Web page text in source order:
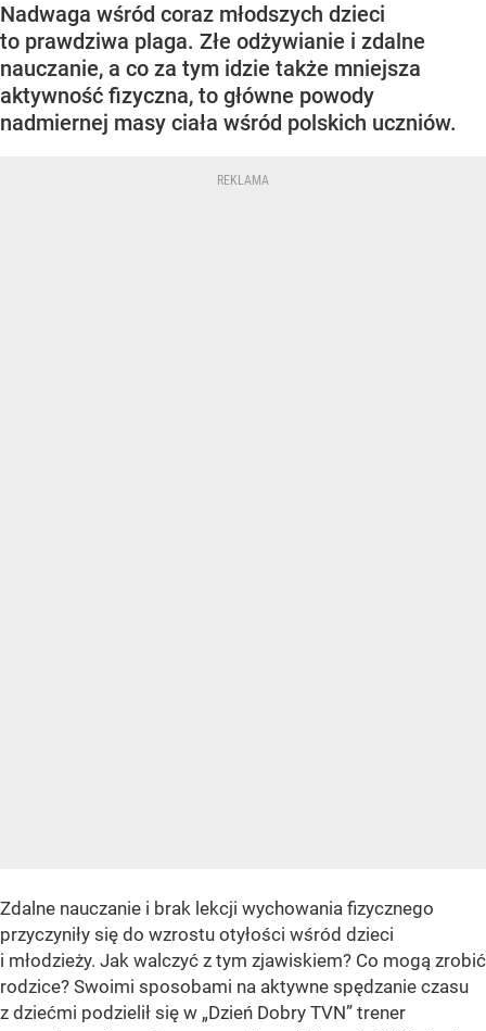
Nadwaga wśród coraz młodszych dzieci
to prawdziwa plaga. Złe odżywianie i zdalne
nauczanie, a co za tym idzie także mniejsza
aktywność fizyczna, to główne powody
nadmiernej masy ciała wśród polskich uczniów.
Zdalne nauczanie i brak lekcji wychowania fizycznego
przyczyniły się do wzrostu otyłości wśród dzieci
i młodzieży. Jak walczyć z tym zjawiskiem? Co mogą zrobić
rodzice? Swoimi sposobami na aktywne spędzanie czasu
z dziećmi podzielił się w „Dzień Dobry TVN” trener